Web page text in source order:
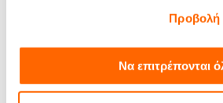
Προβολή
Να επιτρέπονται